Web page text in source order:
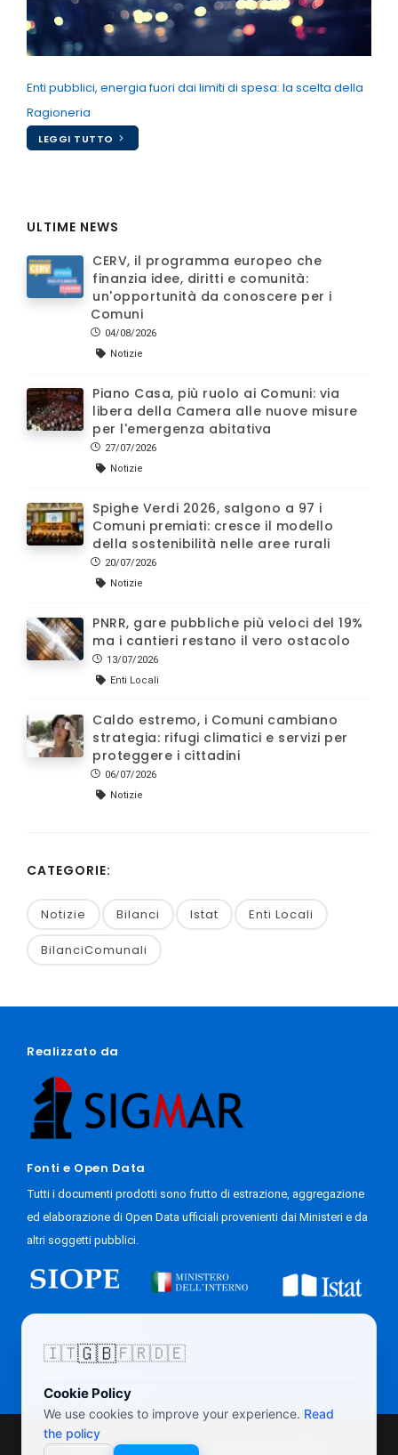
Enti pubblici, energia fuori dai limiti di spesa: la scelta della
Ragioneria
LEGGI TUTTO
ULTIME NEWS
CERV, il programma europeo che
finanzia idee, diritti e comunità:
un'opportunità da conoscere per i
Comuni
04/08/2026
Notizie
Piano Casa, più ruolo ai Comuni: via
libera della Camera alle nuove misure
per l'emergenza abitativa
27/07/2026
Notizie
Spighe Verdi 2026, salgono a 97 i
Comuni premiati: cresce il modello
della sostenibilità nelle aree rurali
20/07/2026
Notizie
PNRR, gare pubbliche più veloci del 19%
ma i cantieri restano il vero ostacolo
13/07/2026
Enti Locali
Caldo estremo, i Comuni cambiano
strategia: rifugi climatici e servizi per
proteggere i cittadini
06/07/2026
Notizie
CATEGORIE:
Notizie Bilanci Istat Enti Locali
BilanciComunali
Realizzato da
Fonti e Open Data
Tutti i documenti prodotti sono frutto di estrazione, aggregazione
ed elaborazione di Open Data ufficiali provenienti dai Ministeri e da
altri soggetti pubblici.
Progetto
Accesso Giornalisti
Questo sito web utilizza Cookie. Per maggiori
🇮🇹🇬🇧🇫🇷🇩🇪
Cookie Policy
We use cookies to improve your experience. Read
the policy